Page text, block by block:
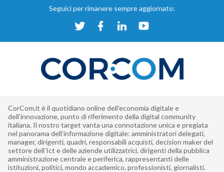
Seguici per rimanere sempre aggiornato:
CorCom.it è il quotidiano online dell’economia digitale e
dell’innovazione, punto di riferimento della digital community
italiana. Il nostro target vanta una connotazione unica e pregiata
nel panorama dell’informazione digitale: amministratori delegati,
manager, dirigenti, quadri, responsabili acquisti, decision maker del
settore dell’Ict e delle aziende utilizzatrici, dirigenti della pubblica
amministrazione centrale e periferica, rappresentanti delle
istituzioni, politici, mondo accademico, professionisti, giornalisti.